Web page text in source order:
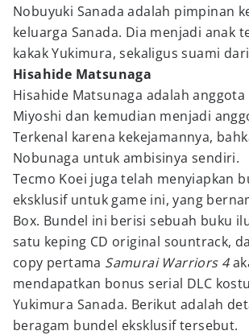
Nobuyuki Sanada adalah pimpinan
keluarga Sanada. Dia menjadi anak
kakak Yukimura, sekaligus suami
Hisahide Matsunaga
Hisahide Matsunaga adalah
Miyoshi dan kemudian menjadi
Terkenal karena kekejamannya,
Nobunaga untuk ambisinya sendiri.
Tecmo Koei juga telah menyiapkan
eksklusif untuk game ini, yang
Box. Bundel ini berisi sebuah buku
satu keping CD original sountrack,
copy pertama Samurai Warriors 4
mendapatkan bonus serial DLC
Yukimura Sanada. Berikut adalah
beragam bundel eksklusif tersebut.